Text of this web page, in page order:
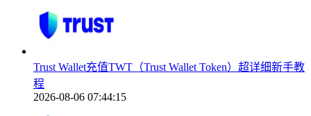
Trust Wallet充值TWT（Trust Wallet Token）超详细新手教
程
2026-08-06 07:44:15